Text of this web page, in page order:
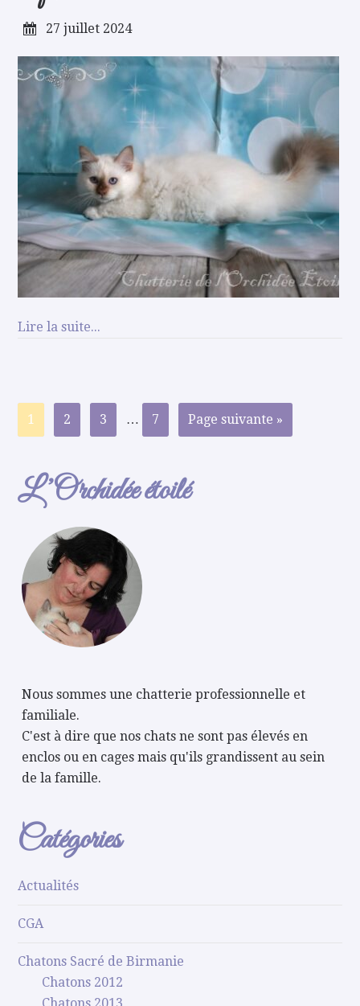
27 juillet 2024
Lire la suite...
1 2 3 … 7 Page suivante »
L’Orchidée étoilé
Nous sommes une chatterie professionnelle et
familiale.
C'est à dire que nos chats ne sont pas élevés en
enclos ou en cages mais qu'ils grandissent au sein
de la famille.
Catégories
Actualités
CGA
Chatons Sacré de Birmanie
Chatons 2012